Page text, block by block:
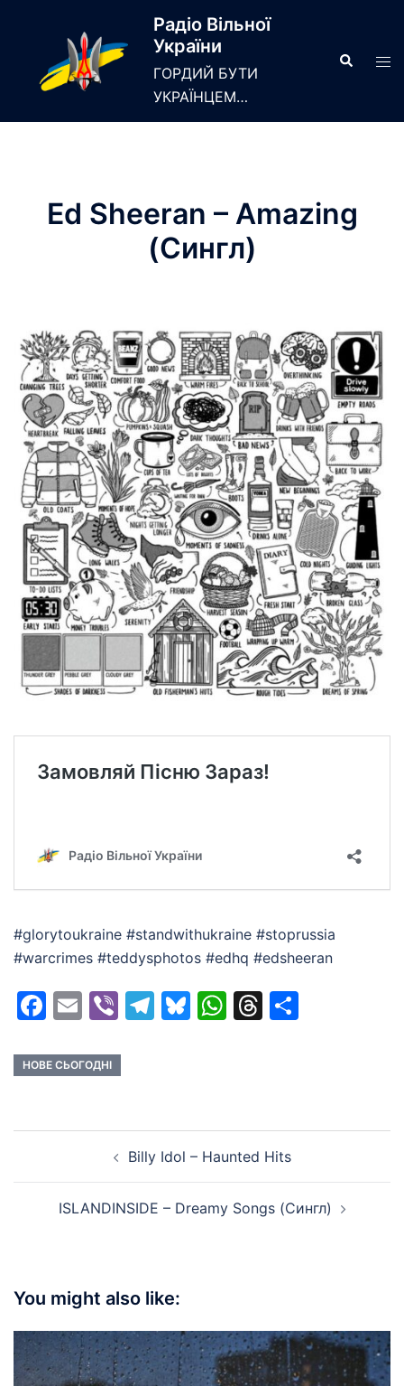
Радіо Вільної
України
ГОРДИЙ БУТИ
УКРАЇНЦЕМ…
Search
Ed Sheeran – Amazing
(Сингл)
#glorytoukraine #standwithukraine #stoprussia
#warcrimes #teddysphotos #edhq #edsheeran
Facebook
EmailViberTelegram
Bluesky
WhatsApp
Threads
НОВЕ СЬОГОДНІ
navigation Billy Idol – Haunted Hits
ISLANDINSIDE – Dreamy Songs (Сингл)
You might also like: